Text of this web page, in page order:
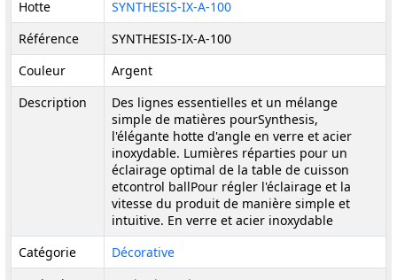
Hotte
SYNTHESIS-IX-A-100
Référence
SYNTHESIS-IX-A-100
Couleur
Argent
Description
Des lignes essentielles et un mélange
simple de matières pourSynthesis,
l'élégante hotte d'angle en verre et acier
inoxydable. Lumières réparties pour un
éclairage optimal de la table de cuisson
etcontrol ballPour régler l'éclairage et la
vitesse du produit de manière simple et
intuitive. En verre et acier inoxydable
Catégorie
Décorative